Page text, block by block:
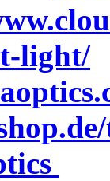
light/